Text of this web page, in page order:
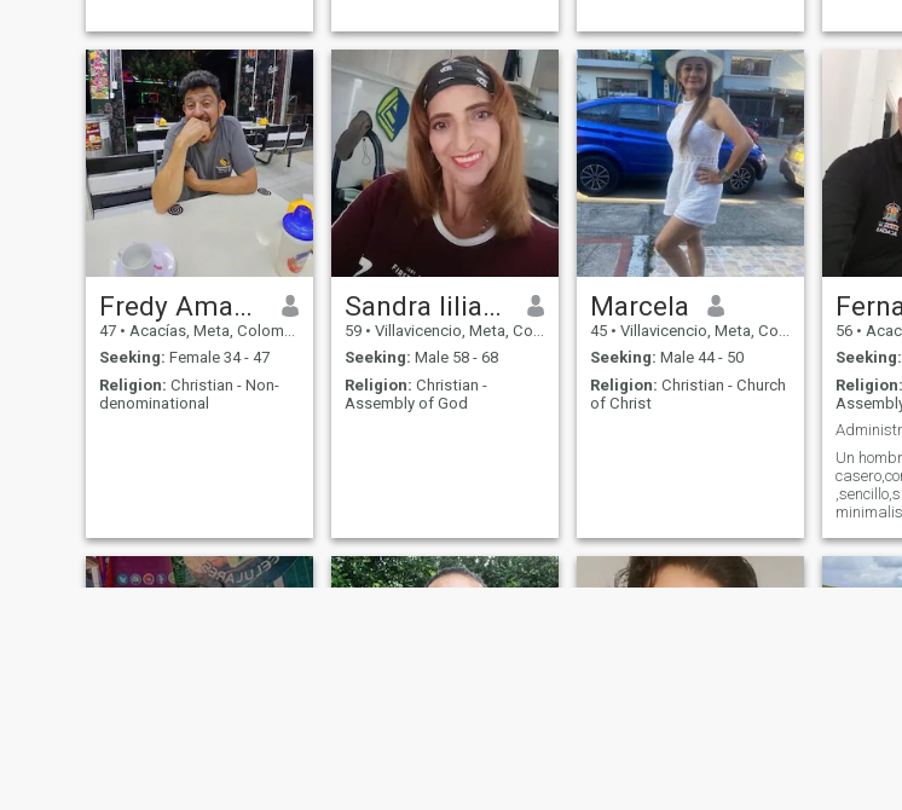
Fredy Amado
47 • Acacías, Meta, Colombia
Seeking: Female 34 - 47
Religion: Christian - Non-
denominational
Sandra liliana
59 • Villavicencio, Meta, Colombia
Seeking: Male 58 - 68
Religion: Christian -
Assembly of God
Marcela
45 • Villavicencio, Meta, Colombia
Seeking: Male 44 - 50
Religion: Christian - Church
of Christ
56 •
Seeking:
Religion:
Un
cine,
solo